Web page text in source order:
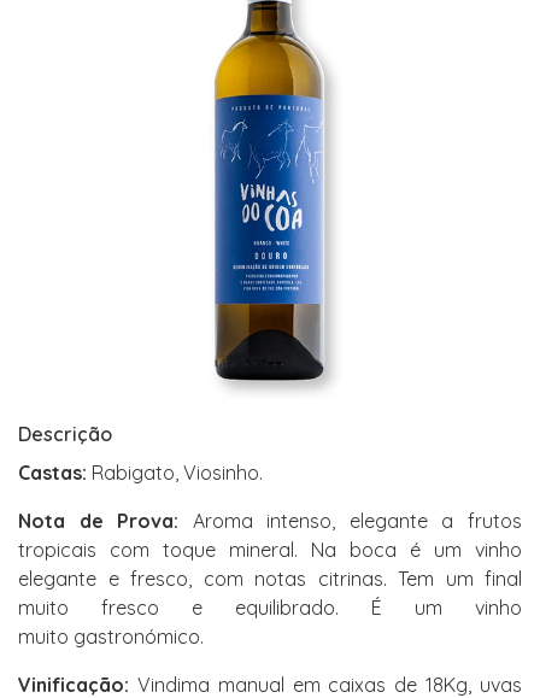
Descrição
Castas: Rabigato, Viosinho.
Nota de Prova: Aroma intenso, elegante a frutos
tropicais com toque mineral. Na boca é um vinho
elegante e fresco, com notas citrinas. Tem um final
muito fresco e equilibrado. É um vinho
muito gastronómico.
Vinificação: Vindima manual em caixas de 18Kg, uvas